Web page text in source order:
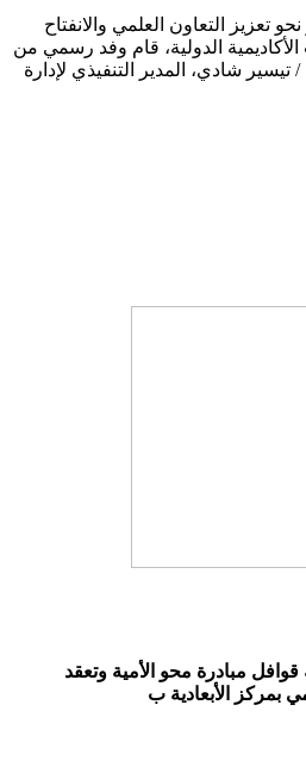
تعزيز التعاون العلمي والانفتاح
الدولية، قام وفد رسمي من
تيسير شادي، المدير التنفيذي لإدارة
مبادرة محو الأمية وتعقد